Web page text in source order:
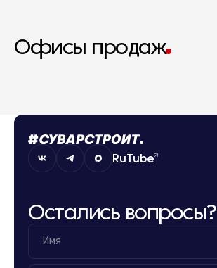
Офисы продаж
RuTube
Остались вопросы?